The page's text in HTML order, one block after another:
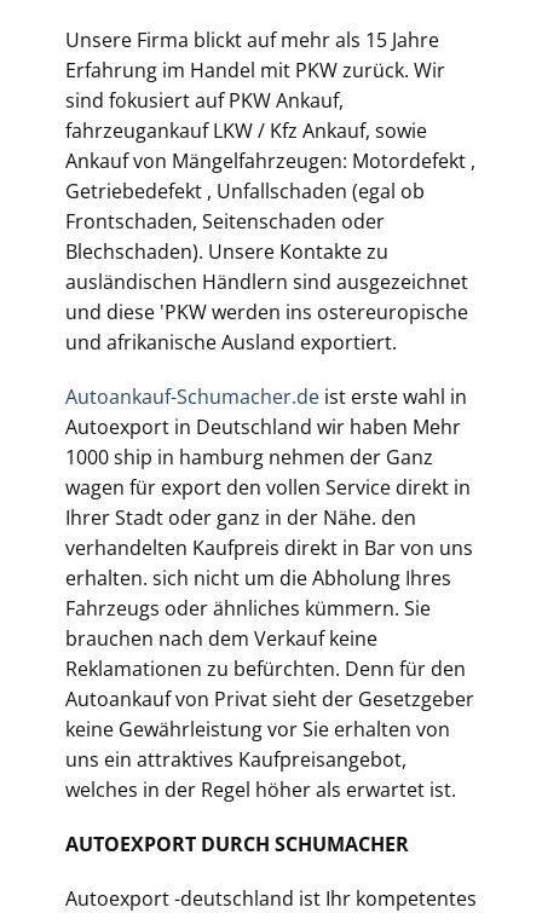
Unsere Firma blickt auf mehr als 15 Jahre
Erfahrung im Handel mit PKW zurück. Wir
sind fokusiert auf PKW Ankauf,
fahrzeugankauf LKW / Kfz Ankauf, sowie
Ankauf von Mängelfahrzeugen: Motordefekt ,
Getriebedefekt , Unfallschaden (egal ob
Frontschaden, Seitenschaden oder
Blechschaden). Unsere Kontakte zu
ausländischen Händlern sind ausgezeichnet
und diese 'PKW werden ins ostereuropische
und afrikanische Ausland exportiert.
Autoankauf-Schumacher.de ist erste wahl in
Autoexport in Deutschland wir haben Mehr
1000 ship in hamburg nehmen der Ganz
wagen für export den vollen Service direkt in
Ihrer Stadt oder ganz in der Nähe. den
verhandelten Kaufpreis direkt in Bar von uns
erhalten. sich nicht um die Abholung Ihres
Fahrzeugs oder ähnliches kümmern. Sie
brauchen nach dem Verkauf keine
Reklamationen zu befürchten. Denn für den
Autoankauf von Privat sieht der Gesetzgeber
keine Gewährleistung vor Sie erhalten von
uns ein attraktives Kaufpreisangebot,
welches in der Regel höher als erwartet ist.
AUTOEXPORT DURCH SCHUMACHER
Autoexport -deutschland ist Ihr kompetentes